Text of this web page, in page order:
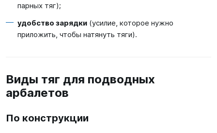
парных тяг);
удобство зарядки (усилие, которое нужно
приложить, чтобы натянуть тяги).
Виды тяг для подводных
арбалетов
По конструкции